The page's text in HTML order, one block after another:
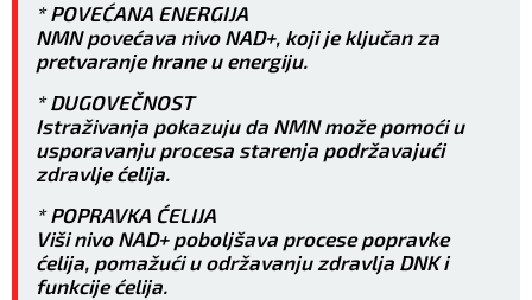
* POVEĆANA ENERGIJA
NMN povećava nivo NAD+, koji je ključan za
pretvaranje hrane u energiju.
* DUGOVEČNOST
Istraživanja pokazuju da NMN može pomoći u
usporavanju procesa starenja podržavajući
zdravlje ćelija.
* POPRAVKA ĆELIJA
Viši nivo NAD+ poboljšava procese popravke
ćelija, pomažući u održavanju zdravlja DNK i
funkcije ćelija.